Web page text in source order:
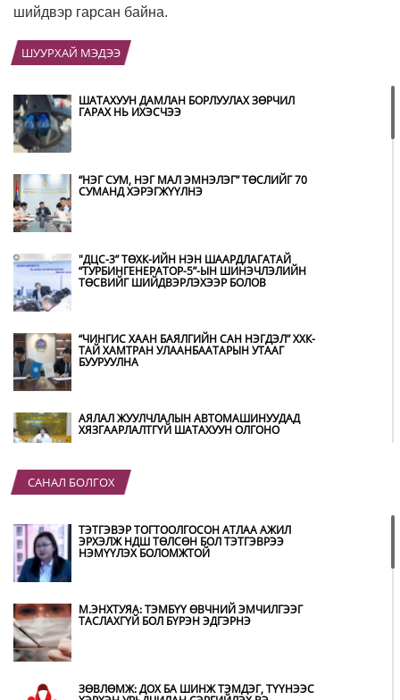
шийдвэр гарсан байна.
ШУУРХАЙ МЭДЭЭ
ШАТАХУУН ДАМЛАН БОРЛУУЛАХ ЗӨРЧИЛ
ГАРАХ НЬ ИХЭСЧЭЭ
“НЭГ СУМ, НЭГ МАЛ ЭМНЭЛЭГ” ТӨСЛИЙГ 70
СУМАНД ХЭРЭГЖҮҮЛНЭ
"ДЦС-3” ТӨХК-ИЙН НЭН ШААРДЛАГАТАЙ
“ТУРБИНГЕНЕРАТОР-5”-ЫН ШИНЭЧЛЭЛИЙН
ТӨСВИЙГ ШИЙДВЭРЛЭХЭЭР БОЛОВ
“ЧИНГИС ХААН БАЯЛГИЙН САН НЭГДЭЛ” ХХК-
ТАЙ ХАМТРАН УЛААНБААТАРЫН УТААГ
БУУРУУЛНА
АЯЛАЛ ЖУУЛЧЛАЛЫН АВТОМАШИНУУДАД
ХЯЗГААРЛАЛТГҮЙ ШАТАХУУН ОЛГОНО
“ХОТЫН ДАРГА СОНСОЖ БАЙНА” 150150
ҮЙЛДВЭРЛЭНЭ
САНАЛ БОЛГОХ
ТЭТГЭВЭР ТОГТООЛГОСОН АТЛАА АЖИЛ
ЭРХЭЛЖ НДШ ТӨЛСӨН БОЛ ТЭТГЭВРЭЭ
НЭМҮҮЛЭХ БОЛОМЖТОЙ
М.ЭНХТУЯА: ТЭМБҮҮ ӨВЧНИЙ ЭМЧИЛГЭЭГ
ТАСЛАХГҮЙ БОЛ БҮРЭН ЭДГЭРНЭ
ЗӨВЛӨМЖ: ДОХ БА ШИНЖ ТЭМДЭГ, ТҮҮНЭЭС